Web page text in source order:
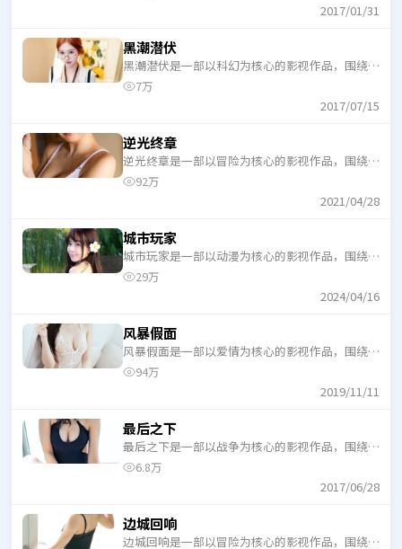
2017/01/31
黑潮潜伏
黑潮潜伏是一部以科幻为核心的影视作品，围绕危
机、反转与人物成长展开，整体节奏紧凑，适合一
7万
2017/07/15
逆光终章
逆光终章是一部以冒险为核心的影视作品，围绕危
机、反转与人物成长展开，整体节奏紧凑，适合一
92万
2021/04/28
城市玩家
城市玩家是一部以动漫为核心的影视作品，围绕危
机、反转与人物成长展开，整体节奏紧凑，适合一
29万
2024/04/16
风暴假面
风暴假面是一部以爱情为核心的影视作品，围绕危
机、反转与人物成长展开，整体节奏紧凑，适合一
94万
2019/11/11
最后之下
最后之下是一部以战争为核心的影视作品，围绕危
机、反转与人物成长展开，整体节奏紧凑，适合一
6.8万
2017/06/28
边城回响
边城回响是一部以冒险为核心的影视作品，围绕危